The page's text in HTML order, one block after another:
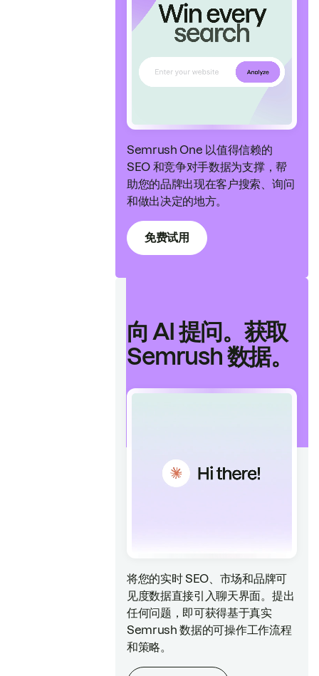
Semrush One 以值得信赖的
SEO 和竞争对手数据为支撑，帮
助您的品牌出现在客户搜索、询问
和做出决定的地方。
免费试用
向 AI 提问。获取
Semrush 数据。
将您的实时 SEO、市场和品牌可
见度数据直接引入聊天界面。提出
任何问题，即可获得基于真实
Semrush 数据的可操作工作流程
和策略。